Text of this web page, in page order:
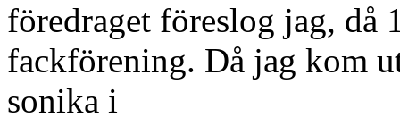
föredraget föreslog jag, då
fackförening. Då jag kom
sonika i